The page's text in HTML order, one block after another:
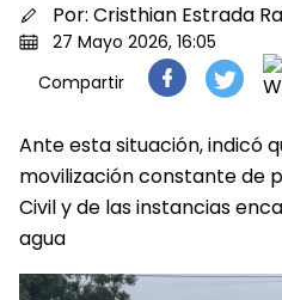
Por: Cristhian Estrada
27 Mayo 2026, 16:05
Compartir
Ante esta situación, indicó
movilización constante de
Civil y de las instancias
agua